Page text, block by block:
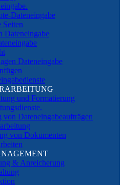
Dateneingabe
Seiten
Dateneingabe
Dateneingabe
und Formatierung
von Dateneingabeaufträgen
von Dokumenten
& Anreicherung